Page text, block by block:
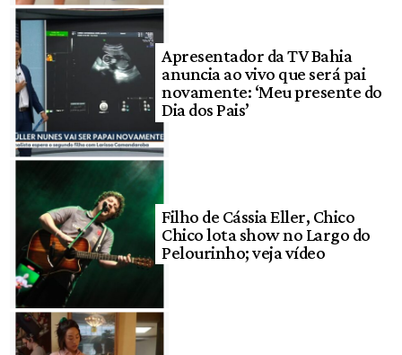
Apresentador da TV Bahia
anuncia ao vivo que será pai
novamente: ‘Meu presente do
Dia dos Pais’
Filho de Cássia Eller, Chico
Chico lota show no Largo do
Pelourinho; veja vídeo